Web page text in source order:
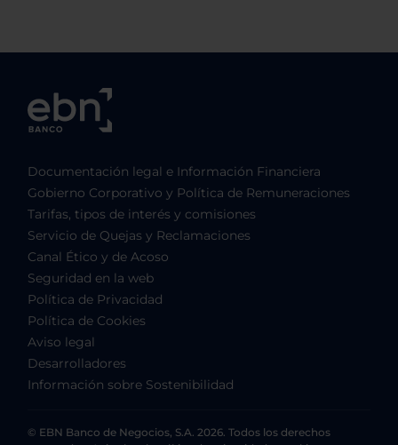
Documentación legal e Información Financiera
Gobierno Corporativo y Política de Remuneraciones
Tarifas, tipos de interés y comisiones
Servicio de Quejas y Reclamaciones
Canal Ético y de Acoso
Seguridad en la web
Política de Privacidad
Política de Cookies
Aviso legal
Desarrolladores
Información sobre Sostenibilidad
© EBN Banco de Negocios, S.A. 2026. Todos los derechos